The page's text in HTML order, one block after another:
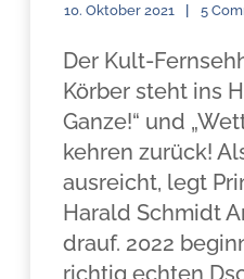
10. Oktober 2021 5
Der Kult-
Körber steht ins
Ganze!“ und
kehren zurück!
ausreicht, legt
Harald Schmidt
drauf. 2022
richtig echten